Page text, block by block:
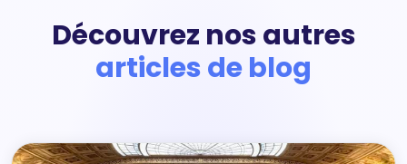
Découvrez nos autres
articles de blog